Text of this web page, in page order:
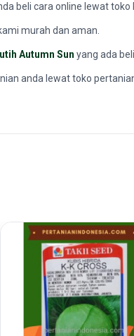
beli cara online lewat
murah dan aman.
Autumn Sun yang ada
anda lewat toko